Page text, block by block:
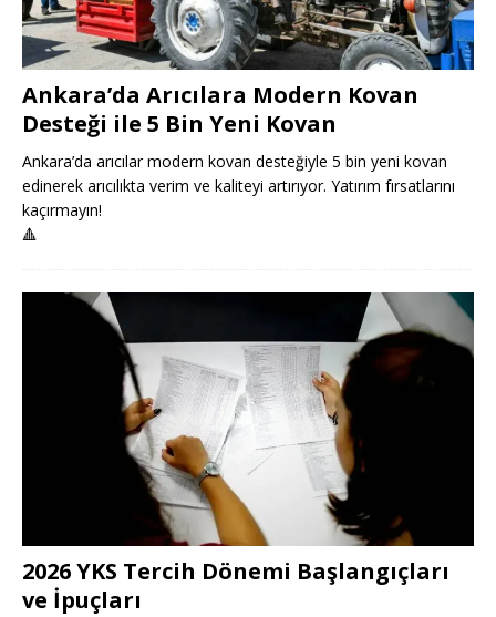
Ankara’da Arıcılara Modern Kovan
Desteği ile 5 Bin Yeni Kovan
Ankara’da arıcılar modern kovan desteğiyle 5 bin yeni kovan
edinerek arıcılıkta verim ve kaliteyi artırıyor. Yatırım fırsatlarını
kaçırmayın!
🔺
2026 YKS Tercih Dönemi Başlangıçları
ve İpuçları